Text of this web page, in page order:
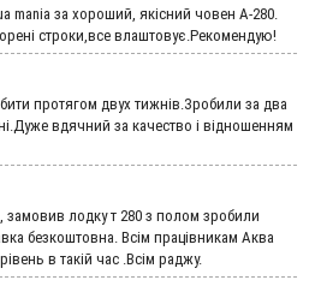
mania за хороший, якісний човен А-280.
строки,все влаштовує.Рекомендую!
протягом двух тижнів.Зробили за два
вдячний за качество і відношенням
лодку т 280 з полом зробили
безкоштовна. Всім працівникам Аква
в такій час .Всім раджу.